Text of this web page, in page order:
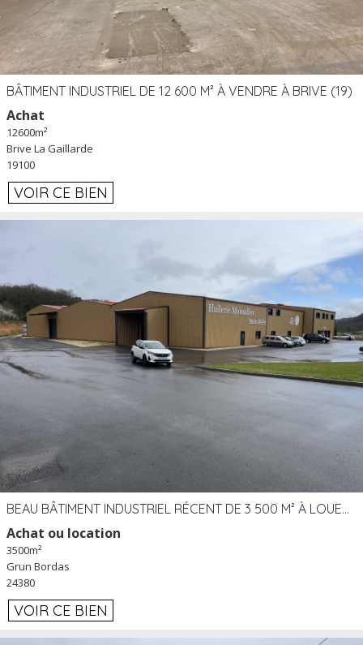
BÂTIMENT INDUSTRIEL DE 12 600 M² À VENDRE À BRIVE (19)
Achat
12600m²
Brive La Gaillarde
19100
VOIR CE BIEN
BEAU BÂTIMENT INDUSTRIEL RÉCENT DE 3 500 M² À LOUER OU VENDRE PROCHE PÉRIGUEUX (24)
Achat ou location
3500m²
Grun Bordas
24380
VOIR CE BIEN